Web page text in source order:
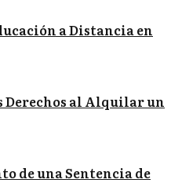
a Distancia en
Derechos al Alquilar un
de una Sentencia de